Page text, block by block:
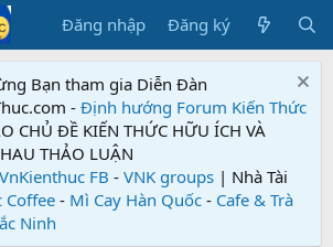
Đăng nhập Đăng ký
Bạn tham gia Diễn Đàn
- Định hướng Forum Kiến Thức
CHỦ ĐỀ KIẾN THỨC HỮU ÍCH VÀ
THẢO LUẬN
VnKienthuc FB - VNK groups | Nhà Tài
Coffee- Mì Cay Hàn Quốc - Cafe & Trà
Ninh